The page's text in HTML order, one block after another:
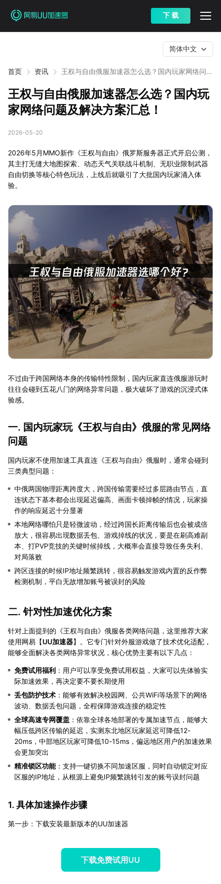
下 载
首页 资讯
王权与自由俄服加速器怎么选？国内玩家网络问题
简体中文
王权与自由俄服加速器怎么选？国内玩
家网络问题及解决方案汇总！
2026-05-20
2026年5月MMO新作《王权与自由》俄罗斯服务器正式开启公测，
其主打无缝大地图探索、动态天气关联战斗机制、无职业限制武器
自由切换等核心特色玩法，上线后就吸引了大批国内玩家涌入体
验。
不过由于跨国网络本身的传输特性限制，国内玩家直连俄服游玩时
往往会碰到五花八门的网络异常问题，极大破坏了游戏的沉浸式体
验感。
一. 国内玩家玩《王权与自由》俄服的常见网络
问题
国内玩家不使用加速工具直连《王权与自由》俄服时，通常会碰到
三类典型问题：
中俄两国物理距离跨度大，跨国传输需要经过多层路由节点，直
连状态下基本都会出现延迟偏高、画面卡顿掉帧的情况，玩家操
作的响应延迟十分显著
本地网络哪怕只是轻微波动，经过跨国长距离传输后也会被成倍
放大，很容易出现数据丢包、游戏掉线的状况，要是在刷高难副
本、打PVP竞技的关键时候掉线，大概率会直接导致任务失利、
对局落败
跨区连接的时候IP地址频繁跳转，很容易触发游戏内置的反作弊
检测机制，平白无故增加账号被误封的风险
二. 针对性加速优化方案
针对上面提到的《王权与自由》俄服各类网络问题，这里推荐大家
使用网易【UU加速器】。它专门针对外服游戏做了技术优化适配，
能够全面解决各类网络异常状况，核心优势主要有以下几点：
免费试用福利 ：用户可以享受免费试用权益，大家可以先体验实
际加速效果，再决定要不要长期使用
丢包防护技术 ：能够有效解决校园网、公共WiFi等场景下的网络
波动、数据丢包问题，全程保障游戏连接的稳定性
全球高速专网覆盖 ：依靠全球各地部署的专属加速节点，能够大
幅压低跨区传输的延迟，实测东北地区玩家延迟可降低12-
20ms，中部地区玩家可降低10-15ms，偏远地区用户的加速效果
会更加突出
精准锁区功能：支持一键切换不同加速区服，同时自动锁定对应
区服的IP地址，从根源上避免IP频繁跳转引发的账号误封问题
1. 具体加速操作步骤
第一步：下载安装最新版本的UU加速器
下载免费试用UU